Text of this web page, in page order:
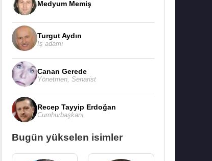
Medyum Memiş
Turgut Aydın
İş adamı
Canan Gerede
Yönetmen, Senarist
Recep Tayyip Erdoğan
Cumhurbaşkanı
Bugün yükselen isimler